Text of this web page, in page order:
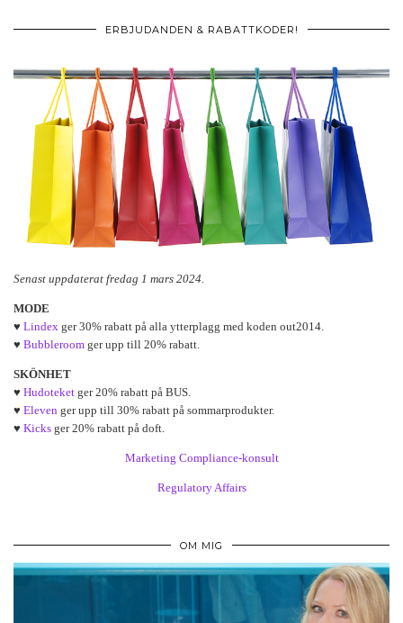
ERBJUDANDEN & RABATTKODER!
Senast uppdaterat fredag 1 mars 2024.
MODE
♥ Lindex ger 30% rabatt på alla ytterplagg med koden out2014.
♥ Bubbleroom ger upp till 20% rabatt.
SKÖNHET
♥ Hudoteket ger 20% rabatt på BUS.
♥ Eleven ger upp till 30% rabatt på sommarprodukter.
♥ Kicks ger 20% rabatt på doft.
Marketing Compliance-konsult
Regulatory Affairs
OM MIG